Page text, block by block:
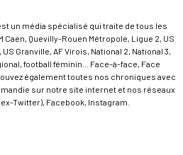
un média spécialisé qui traite de tous les
Caen, Quevilly-Rouen Métropole, Ligue 2, US
Granville, AF Virois, National 2, National 3,
football féminin... Face-à-face, Face
également toutes nos chroniques avec
sur notre site internet et nos réseaux
Twitter), Facebook, Instagram.